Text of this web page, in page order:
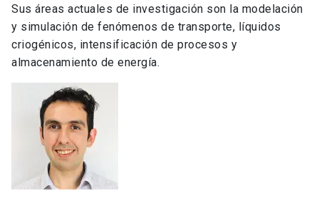
Sus áreas actuales de investigación son la modelación
y simulación de fenómenos de transporte, líquidos
criogénicos, intensificación de procesos y
almacenamiento de energía.